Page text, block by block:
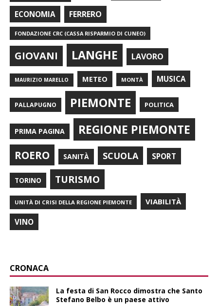
ECONOMIA FERRERO
FONDAZIONE CRC (CASSA RISPARMIO DI CUNEO)
GIOVANI LANGHE LAVORO
MAURIZIO MARELLO METEO MONTÀ MUSICA
PALLAPUGNO PIEMONTE POLITICA
PRIMA PAGINA REGIONE PIEMONTE
ROERO SANITÀ SCUOLA SPORT
TORINO TURISMO
UNITÀ DI CRISI DELLA REGIONE PIEMONTE VIABILITÀ
VINO
CRONACA
La festa di San Rocco dimostra che Santo
Stefano Belbo è un paese attivo